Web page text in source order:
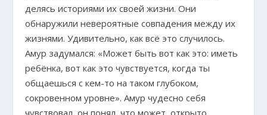
делясь историями их своей жизни. Они
обнаружили невероятные совпадения между их
жизнями. Удивительно, как всё это случилось.
Амур задумался: «Может быть вот как это: иметь
ребёнка, вот как это чувствуется, когда ты
общаешься с кем-то на таком глубоком,
сокровенном уровне». Амур чудесно себя
чувствовал, он понял, что может, открыто